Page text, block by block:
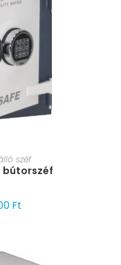
széf
bútorszéf
Ft